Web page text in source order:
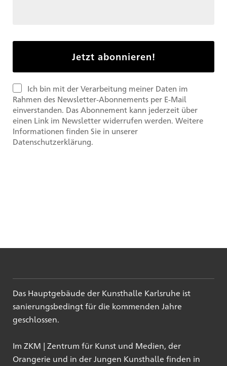
Ich bin mit der Verarbeitung meiner Daten im
Rahmen des Newsletter-Abonnements per E-Mail
einverstanden. Das Abonnement kann jederzeit über
einen Link im Newsletter widerrufen werden. Weitere
Informationen finden Sie in unserer
Datenschutzerklärung.
Das Hauptgebäude der Kunsthalle Karlsruhe ist
sanierungsbedingt für die kommenden Jahre
geschlossen.
Im ZKM | Zentrum für Kunst und Medien, der
Orangerie und in der Jungen Kunsthalle finden in